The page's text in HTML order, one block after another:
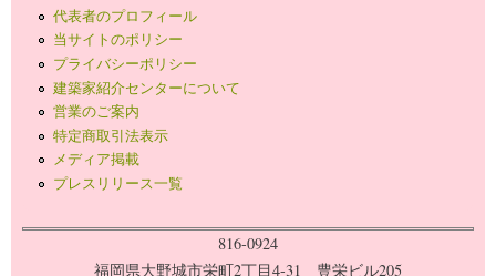
代表者のプロフィール
当サイトのポリシー
プライバシーポリシー
建築家紹介センターについて
営業のご案内
特定商取引法表示
メディア掲載
プレスリリース一覧
816-0924
福岡県大野城市栄町2丁目4-31 豊栄ビル205